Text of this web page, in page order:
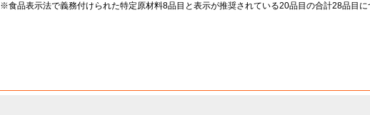
※食品表示法で義務付けられた特定原材料8品目と表示が推奨されている20品目の合計28品目に